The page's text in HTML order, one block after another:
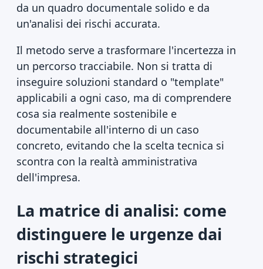
da un quadro documentale solido e da
un'analisi dei rischi accurata.
Il metodo serve a trasformare l'incertezza in
un percorso tracciabile. Non si tratta di
inseguire soluzioni standard o "template"
applicabili a ogni caso, ma di comprendere
cosa sia realmente sostenibile e
documentabile all'interno di un caso
concreto, evitando che la scelta tecnica si
scontra con la realtà amministrativa
dell'impresa.
La matrice di analisi: come
distinguere le urgenze dai
rischi strategici